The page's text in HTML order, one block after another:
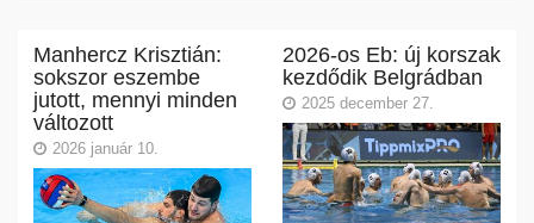
Manhercz Krisztián:
sokszor eszembe
jutott, mennyi minden
változott
2026 január 10.
2026-os Eb: új korszak
kezdődik Belgrádban
2025 december 27.